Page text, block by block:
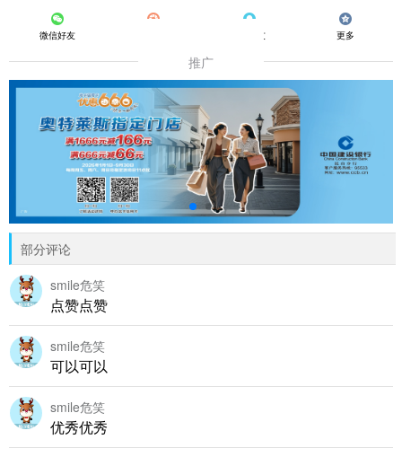
微信好友 QQ好友 更多
推广
部分评论
smile危笑
点赞点赞
smile危笑
可以可以
smile危笑
优秀优秀